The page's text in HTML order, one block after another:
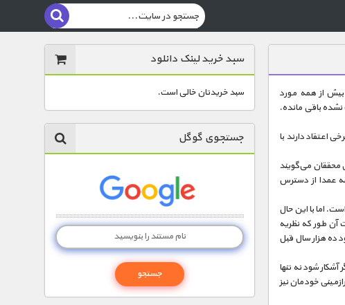
از همه مورد
نشده باقی مانده.
شده، اما برخی اعتقاد دارند با
محققان می‌گویند
عمدا از دسترس
اما با این حال
آن طور که نظریه
ده هزار سال قبل
شود نه تنها
خودمان نیز
سبد خرید لینک دانلود
سبد خریدتان خالی است.
جستجوی گوگل